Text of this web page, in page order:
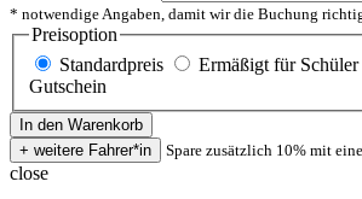
* notwendige Angaben, damit wir die Buchung
Preisoption
Standardpreis
Ermäßigt für
Gutschein
Spare zusätzlich 10% mit
close